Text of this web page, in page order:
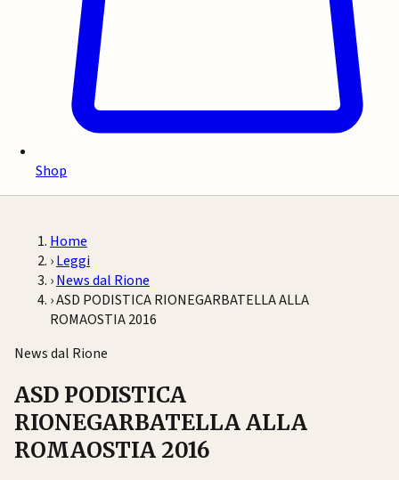
Shop
Home
›Leggi
›News dal Rione
›ASD PODISTICA RIONEGARBATELLA ALLA
ROMAOSTIA 2016
News dal Rione
ASD PODISTICA
RIONEGARBATELLA ALLA
ROMAOSTIA 2016